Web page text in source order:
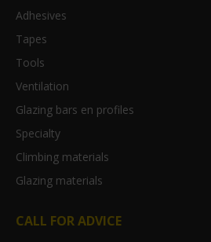
Adhesives
Tapes
Tools
Ventilation
Glazing bars en profiles
Specialty
Climbing materials
Glazing materials
CALL FOR ADVICE